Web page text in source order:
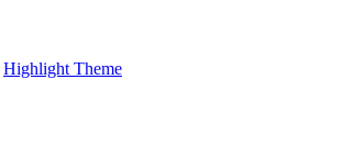
Highlight Theme